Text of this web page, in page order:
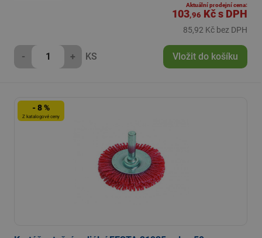
Aktuální prodejní cena:
103,96 Kčs DPH
85,92 Kč bez DPH
- + KS Vložit do košíku
- 8 %
Z katalogové ceny